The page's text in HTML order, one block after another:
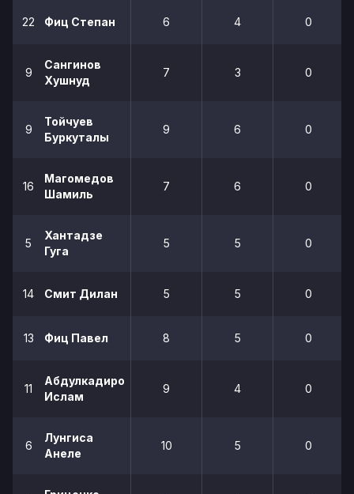
22 Фиц Степан 6 4 0
9
Сангинов
Хушнуд
7 3 0
9
Тойчуев
Буркуталы
9 6 0
16
Магомедов
Шамиль
7 6 0
5
Хантадзе
Гуга
5 5 0
14 Смит Дилан 5 5 0
13 Фиц Павел 8 5 0
11
Абдулкадиров
Ислам
9 4 0
6
Лунгиса
Анеле
10 5 0